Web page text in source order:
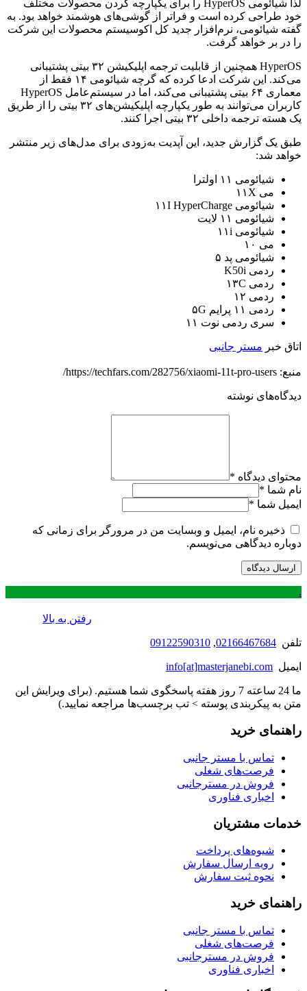
لذا شیائومی HyperOS را برای یکپارچه کردن محصولات مختلف
خود طراحی کرده است و فراتر از گوشی‌های هوشمند خواهد بود. به
گفته شیائومی، نرم‌افزار جدید کل اکوسیستم محصولات این شرکت
را در بر خواهد گرفت.
HyperOS همچنین از قابلیت ترجمه اپلیکیشن ۳۲ بیتی پشتیبانی
می‌کند. این شرکت ادعا کرده که گرچه شیائومی ۱۴ فقط از
معماری ۶۴ بیتی پشتیبانی می‌کند، اما در سیستم‌عامل HyperOS
کاربران می‌توانند به طور یکپارچه اپلیکیشن‌های ۳۲ بیتی را از طریق
یک هسته ترجمه داخلی ۳۲ بیتی اجرا کنند.
طبق یک گزارش جدید، این آپدیت به‌زودی برای مدل‌های زیر منتشر
خواهد شد:
شیائومی ۱۱ اولترا
می ۱۱X
شیائومی ۱۱I HyperCharge
شیائومی ۱۱ لایت
شیائومی ۱۱i
می ۱۰
شیائومی پد ۵
ردمی K50i
ردمی ۱۳C
ردمی ۱۲
ردمی ۱۱ پرایم ۵G
سری ردمی نوت ۱۱
اتاق خبر مستر جانبی
منبع: https://techfars.com/282756/xiaomi-11t-pro-users/
دیدگاه‌های نوشته
محتوای دیدگاه *
نام شما *
ایمیل شما *
ذخیره نام، ایمیل و وبسایت من در مرورگر برای زمانی که
دوباره دیدگاهی می‌نویسم.
.
رفتن به بالا
تلفن 02166467684
,
09122590310
ایمیل info[at]masterjanebi.com
ما 24 ساعته 7 روز هفته پاسخگوی شما هستیم. (برای ویرایش این
متن به پیکربندی پوسته > تب برچسب‌ها مراجعه نمایید.)
راهنمای خرید
تماس با مستر جانبی
فرصت‌های شغلی
فروش در مسترجانبی
اخباری فناوری
خدمات مشتریان
شیوه‌های پرداخت
رویه ارسال سفارش
نحوه ثبت سفارش
راهنمای خرید
تماس با مستر جانبی
فرصت‌های شغلی
فروش در مسترجانبی
اخباری فناوری